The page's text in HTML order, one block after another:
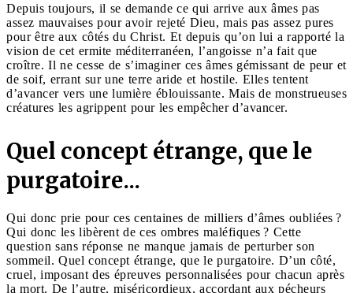
Depuis toujours, il se demande ce qui arrive aux âmes pas
assez mauvaises pour avoir rejeté Dieu, mais pas assez pures
pour être aux côtés du Christ. Et depuis qu’on lui a rapporté la
vision de cet ermite méditerranéen, l’angoisse n’a fait que
croître. Il ne cesse de s’imaginer ces âmes gémissant de peur et
de soif, errant sur une terre aride et hostile. Elles tentent
d’avancer vers une lumière éblouissante. Mais de monstrueuses
créatures les agrippent pour les empêcher d’avancer.
Quel concept étrange, que le
purgatoire...
Qui donc prie pour ces centaines de milliers d’âmes oubliées ?
Qui donc les libèrent de ces ombres maléfiques ? Cette
question sans réponse ne manque jamais de perturber son
sommeil. Quel concept étrange, que le purgatoire. D’un côté,
cruel, imposant des épreuves personnalisées pour chacun après
la mort. De l’autre, miséricordieux, accordant aux pécheurs